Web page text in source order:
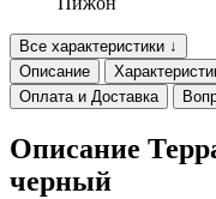
Все характеристики ↓
Описание
Оплата и Доставка
Описание
черный